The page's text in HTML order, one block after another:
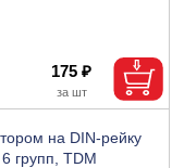
175 ₽
на DIN-рейку
групп, TDM